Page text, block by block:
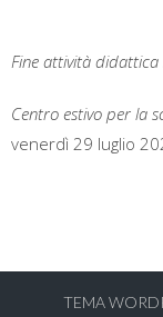
Fine attività didattica
Centro estivo per la
venerdì 29 luglio
TEMA